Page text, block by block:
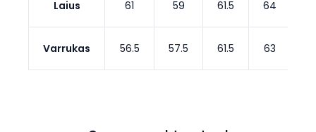
Laius 61 59 61.5 64
Varrukas 56.5 57.5 61.5 63